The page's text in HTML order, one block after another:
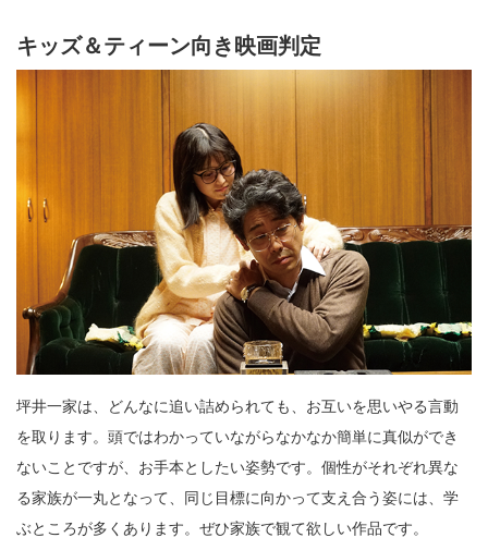
キッズ＆ティーン向き映画判定
坪井一家は、どんなに追い詰められても、お互いを思いやる言動
を取ります。頭ではわかっていながらなかなか簡単に真似ができ
ないことですが、お手本としたい姿勢です。個性がそれぞれ異な
る家族が一丸となって、同じ目標に向かって支え合う姿には、学
ぶところが多くあります。ぜひ家族で観て欲しい作品です。